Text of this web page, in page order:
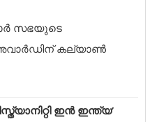
സഭയുടെ
അവാർഡിന് കല്യാൺ
ഇൻ ഇന്ത്യ’